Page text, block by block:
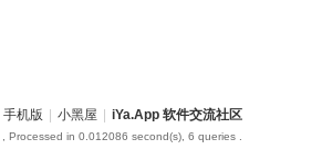
手机版 小黑屋 iYa.App 软件交流社区
, Processed in 0.012086 second(s), 6 queries .